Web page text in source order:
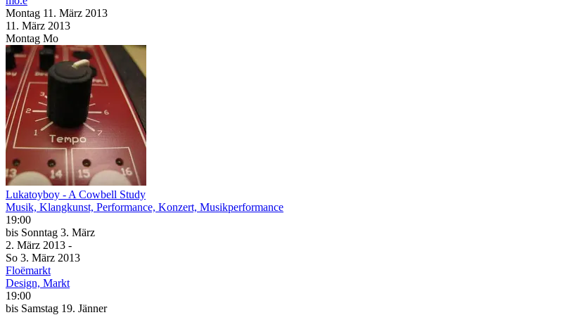
Montag 11. März 2013
11. März 2013
Montag Mo
Lukatoyboy - A Cowbell Study
Musik, Klangkunst, Performance, Konzert, Musikperformance
19:00
bis Sonntag 3. März
2. März 2013 -
So 3. März 2013
Floëmarkt
Design, Markt
19:00
bis Samstag 19. Jänner